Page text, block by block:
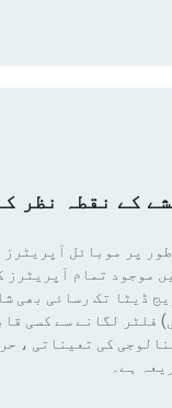
کے نقطہ نظر
پر موبائل
موجود تمام
کی تعیناتی ،
ہے۔